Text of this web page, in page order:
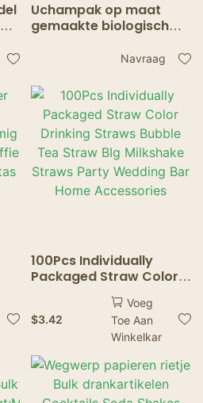
Uchampak op maat
gemaakte biologisch
en PLA-rietjes voor
Navraag
100Pcs Individually
Packaged Straw Color
Drinking Straws Bubble
Tea Straw BIg Milkshake
Straws Party Wedding
Bar Home Accessories
$3.42
Voeg
Toe Aan
Winkelkar